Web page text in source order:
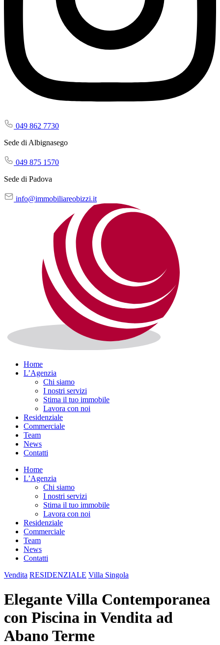
049 862 7730
Sede di Albignasego
049 875 1570
Sede di Padova
info@immobiliareobizzi.it
Home
L’Agenzia
Chi siamo
I nostri servizi
Stima il tuo immobile
Lavora con noi
Residenziale
Commerciale
Team
News
Contatti
Home
L’Agenzia
Chi siamo
I nostri servizi
Stima il tuo immobile
Lavora con noi
Residenziale
Commerciale
Team
News
Contatti
Vendita RESIDENZIALE Villa Singola
Elegante Villa Contemporanea
con Piscina in Vendita ad
Abano Terme